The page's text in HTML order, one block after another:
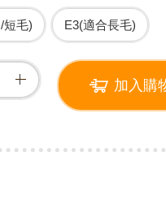
短毛) E3(適合長毛)
加入購